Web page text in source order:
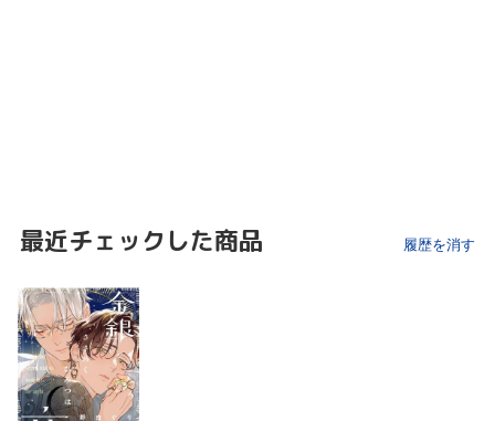
最近チェックした商品 履歴を消す